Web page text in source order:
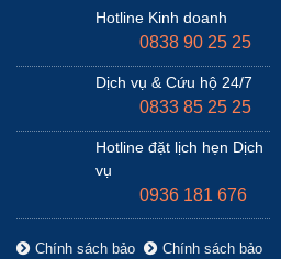
Hotline Kinh doanh
0838 90 25 25
Dịch vụ & Cứu hộ 24/7
0833 85 25 25
Hotline đặt lịch hẹn Dịch
vụ
0936 181 676
Chính sách bảo
Chính sách bảo